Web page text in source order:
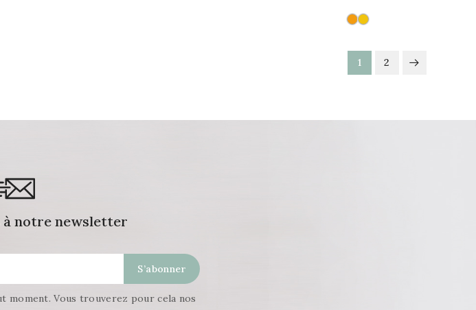
1 2
notre newsletter
moment. Vous trouverez pour cela nos